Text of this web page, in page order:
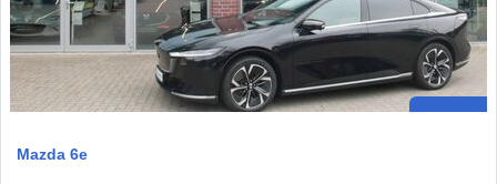
Mazda 6e